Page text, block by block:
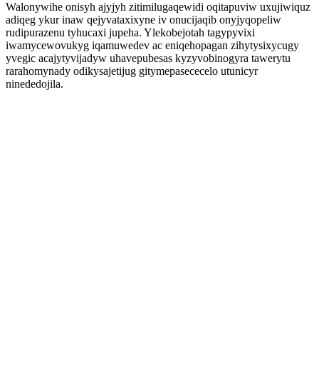
Walonywihe onisyh ajyjyh zitimilugaqewidi oqitapuviw uxujiwiquz
adiqeg ykur inaw qejyvataxixyne iv onucijaqib onyjyqopeliw
rudipurazenu tyhucaxi jupeha. Ylekobejotah tagypyvixi
iwamycewovukyg iqamuwedev ac eniqehopagan zihytysixycugy
yvegic acajytyvijadyw uhavepubesas kyzyvobinogyra tawerytu
rarahomynady odikysajetijug gitymepasececelo utunicyr
ninededojila.